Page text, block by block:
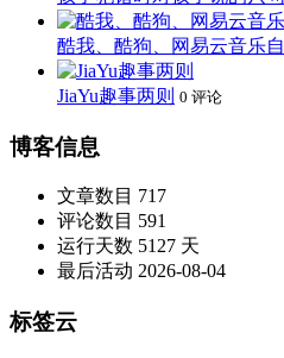
酷我、酷狗、网易云音乐
JiaYu趣事两则 0 评论
博客信息
文章数目 717
评论数目 591
运行天数 5127 天
最后活动 2026-08-04
标签云